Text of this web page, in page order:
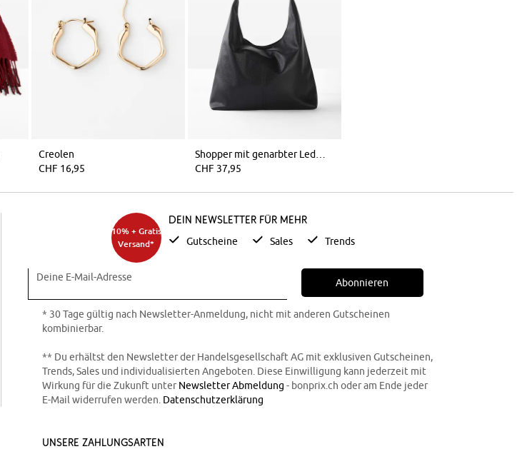
Creolen
CHF 16,95
CHF 37,95
10% + Gratis
Versand*
Dein Newsletter für mehr
Gutscheine Sales Trends
Deine E-Mail-Adresse Abonnieren
* 30 Tage gültig nach Newsletter-Anmeldung, nicht mit anderen Gutscheinen
kombinierbar.
** Du erhältst den Newsletter der Handelsgesellschaft AG mit exklusiven Gutscheinen,
Trends, Sales und individualisierten Angeboten. Diese Einwilligung kann jederzeit mit
Wirkung für die Zukunft unterNewsletter Abmeldung - bonprix.ch oder am Ende jeder
E-Mail widerrufen werden. Datenschutzerklärung
Unsere Zahlungsarten